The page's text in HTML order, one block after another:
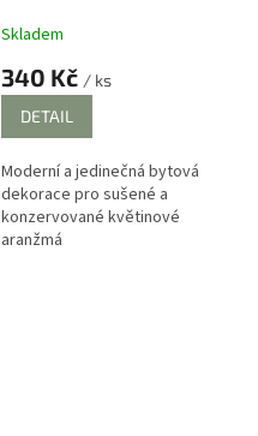
Průměrné
produktu
5
hvězdiček.
Skladem
340 Kč / ks
DETAIL
Moderní a jedinečná bytová
dekorace pro sušené a
konzervované květinové
aranžmá